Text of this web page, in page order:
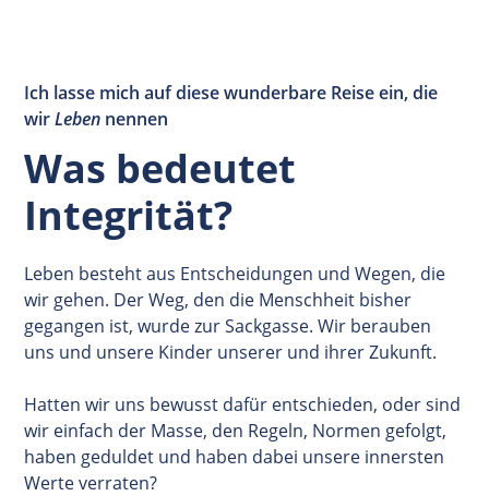
Ich lasse mich auf diese wunderbare Reise ein, die
wirLeben nennen
Was bedeutet
Integrität?
Leben besteht aus Entscheidungen und Wegen, die
wir gehen. Der Weg, den die Menschheit bisher
gegangen ist, wurde zur Sackgasse. Wir berauben
uns und unsere Kinder unserer und ihrer Zukunft.
Hatten wir uns bewusst dafür entschieden, oder sind
wir einfach der Masse, den Regeln, Normen gefolgt,
haben geduldet und haben dabei unsere innersten
Werte verraten?